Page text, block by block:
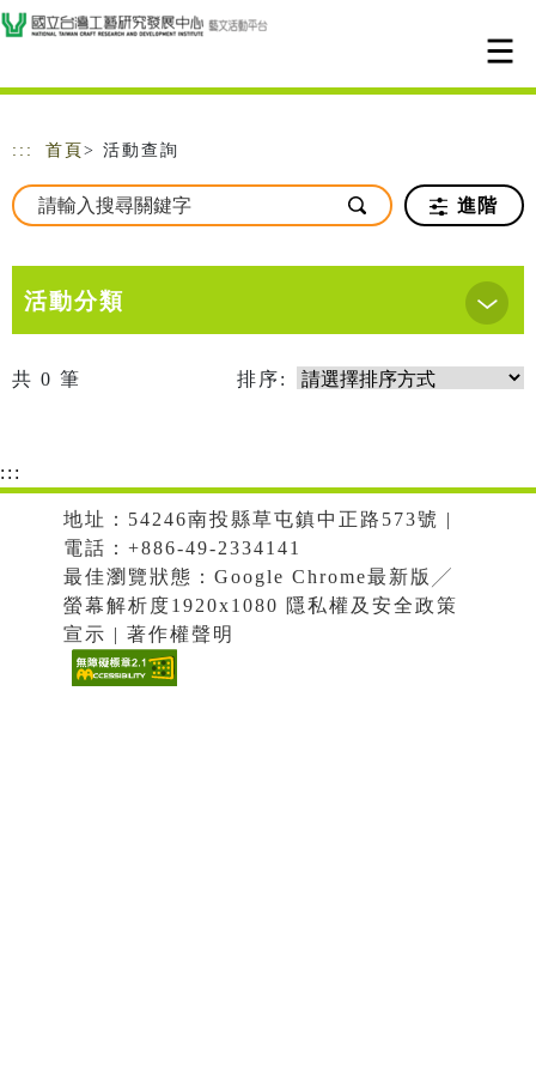
跳到主要內容
網站導覽
::: 首頁 > 活動查詢
進階
活動分類
共 0 筆 排序:
:::
地址：54246南投縣草屯鎮中正路573號 |
電話：+886-49-2334141
最佳瀏覽狀態：Google Chrome最新版╱
螢幕解析度1920x1080 隱私權及安全政策
宣示 | 著作權聲明